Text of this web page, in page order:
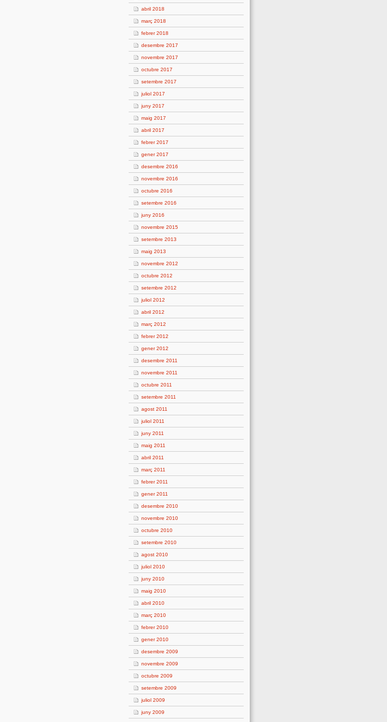
abril 2018
març 2018
febrer 2018
desembre 2017
novembre 2017
octubre 2017
setembre 2017
juliol 2017
juny 2017
maig 2017
abril 2017
febrer 2017
gener 2017
desembre 2016
novembre 2016
octubre 2016
setembre 2016
juny 2016
novembre 2015
setembre 2013
maig 2013
novembre 2012
octubre 2012
setembre 2012
juliol 2012
abril 2012
març 2012
febrer 2012
gener 2012
desembre 2011
novembre 2011
octubre 2011
setembre 2011
agost 2011
juliol 2011
juny 2011
maig 2011
abril 2011
març 2011
febrer 2011
gener 2011
desembre 2010
novembre 2010
octubre 2010
setembre 2010
agost 2010
juliol 2010
juny 2010
maig 2010
abril 2010
març 2010
febrer 2010
gener 2010
desembre 2009
novembre 2009
octubre 2009
setembre 2009
juliol 2009
juny 2009